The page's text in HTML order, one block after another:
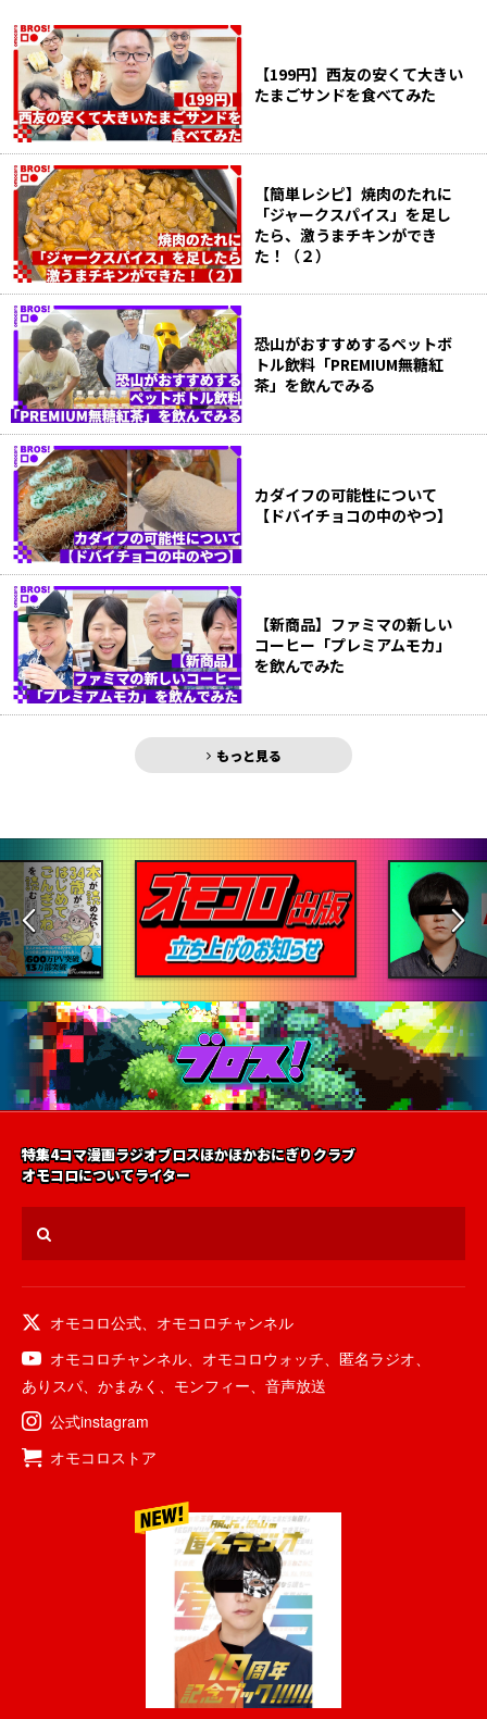
【199円】西友の安くて大きい
たまごサンドを食べてみた
【簡単レシピ】焼肉のたれに
「ジャークスパイス」を足し
たら、激うまチキンができ
た！（２）
恐山がおすすめするペットボ
トル飲料「PREMIUM無糖紅
茶」を飲んでみる
カダイフの可能性について
【ドバイチョコの中のやつ】
【新商品】ファミマの新しい
コーヒー「プレミアムモカ」
を飲んでみた
もっと見る
特集4コマ漫画ラジオブロスほかほかおにぎりクラブ
オモコロについてライター
オモコロ公式
オモコロチャンネル
オモコロチャンネル
オモコロウォッチ 匿名ラジオ
ありスパ
かまみく モンフィー
音声放送
公式instagram
オモコロストア